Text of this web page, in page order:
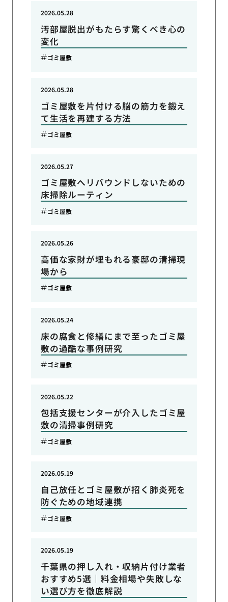
汚部屋脱出がもたらす驚くべき心の
変化
2026.05.28
ゴミ屋敷
ゴミ屋敷を片付ける脳の筋力を鍛え
て生活を再建する方法
2026.05.28
ゴミ屋敷
ゴミ屋敷へリバウンドしないための
床掃除ルーティン
2026.05.27
ゴミ屋敷
高価な家財が埋もれる豪邸の清掃現
場から
2026.05.26
ゴミ屋敷
床の腐食と修繕にまで至ったゴミ屋
敷の過酷な事例研究
2026.05.24
ゴミ屋敷
包括支援センターが介入したゴミ屋
敷の清掃事例研究
2026.05.22
ゴミ屋敷
自己放任とゴミ屋敷が招く肺炎死を
防ぐための地域連携
2026.05.19
ゴミ屋敷
千葉県の押し入れ・収納片付け業者
おすすめ5選｜料金相場や失敗しな
い選び方を徹底解説
2026.05.19